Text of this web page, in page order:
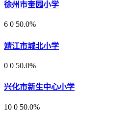
徐州市奎园小学
6 0 50.0%
靖江市城北小学
0 0 50.0%
兴化市新生中心小学
10 0 50.0%